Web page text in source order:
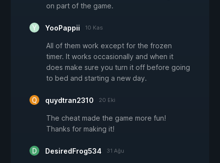
on part of the game.
YooPappii 10 Kas
All of them work except for the frozen
timer. It works occasionally and when it
does make sure you turn it off before going
to bed and starting a new day.
quydtran2310 20 Eki
The cheat made the game more fun!
Thanks for making it!
DesiredFrog534 31 Ağu